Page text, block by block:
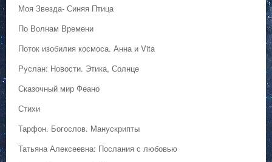
Моя Звезда- Синяя Птица
По Волнам Времени
Поток изобилия космоса. Анна и Vita
Руслан: Новости. Этика, Солнце
Сказочный мир Феано
Стихи
Тарфон. Богослов. Манускрипты
Татьяна Алексеевна: Послания с любовью